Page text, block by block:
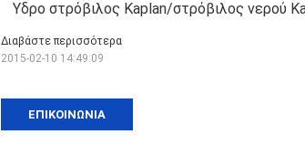
Υδρο στρόβιλος Kaplan/στρόβιλος νερού
ΕΠΙΚΟΙΝΩΝΊΑ
Διαβάστε περισσότερα
2015-02-10 14:49:09